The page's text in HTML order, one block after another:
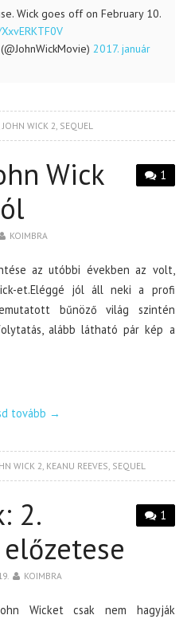
Wick goes off on February 10.
2017. január
JOHN WICK 2, SEQUEL
1
Wick
KOIMBRA
az utóbbi években az volt,
et.Eléggé jól áll neki a profi
bűnöző világ szintén
alább látható pár kép a
tovább →
WICK 2, KEANU REEVES, SEQUEL
1
2.
KOIMBRA
Wicket csak nem hagyják